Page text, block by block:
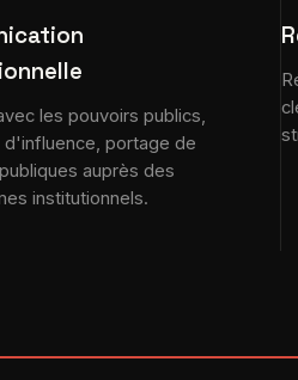
les pouvoirs publics,
d'influence, portage de
auprès des
institutionnels.